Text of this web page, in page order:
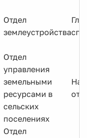
Отдел
землеустройства
Отдел
управления
земельными
ресурсами в
сельских
поселениях
Отдел